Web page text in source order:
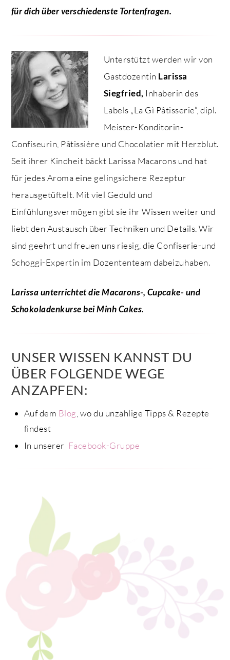
für dich über verschiedenste Tortenfragen.
Unterstützt werden wir von
Gastdozentin Larissa
Siegfried, Inhaberin des
Labels „La Gì Pâtisserie“, dipl.
Meister-Konditorin-
Confiseurin, Pâtissière und Chocolatier mit Herzblut.
Seit ihrer Kindheit bäckt Larissa Macarons und hat
für jedes Aroma eine gelingsichere Rezeptur
herausgetüftelt. Mit viel Geduld und
Einfühlungsvermögen gibt sie ihr Wissen weiter und
liebt den Austausch über Techniken und Details. Wir
sind geehrt und freuen uns riesig, die Confiserie-und
Schoggi-Expertin im Dozententeam dabeizuhaben.
Larissa unterrichtet die Macarons-, Cupcake- und
Schokoladenkurse bei Minh Cakes.
UNSER WISSEN KANNST DU
ÜBER FOLGENDE WEGE
ANZAPFEN:
Auf dem Blog , wo du unzählige Tipps & Rezepte
findest
In unserer Facebook-Gruppe